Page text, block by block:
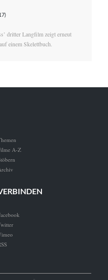
dritter Langfilm zeigt erneut
einem Skelettbuch.
A-Z